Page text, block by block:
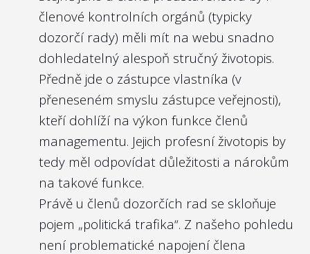
Doporučení:
V případě, že management selhává, má
veřejnost působit na politickou
reprezentaci, aby neblahý stav napravila.
Opačně i pro management státních firem,
který naplňuje stanovená KPI, je zveřejnění
dosažených hodnot obranou před
případným politickým tlakem nebo
odvoláním ze zástupných důvodů.
Nejlépe to dělají v/ve:
Správě železnic, s.o.
členové kontrolních orgánů (typicky
dozorčí rady) měli mít na webu snadno
dohledatelný alespoň stručný životopis.
Předně jde o zástupce vlastníka (v
přeneseném smyslu zástupce veřejnosti),
kteří dohlíží na výkon funkce členů
managementu. Jejich profesní životopis by
tedy měl odpovídat důležitosti a nárokům
na takové funkce.
Právě u členů dozorčích rad se skloňuje
pojem „politická trafika“. Z našeho pohledu
není problematické napojení člena